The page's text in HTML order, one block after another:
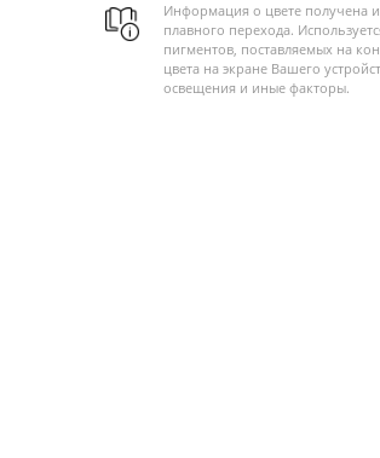
Информация о цвете получена
плавного перехода.
пигментов, поставляемых на
цвета на экране Вашего
освещения и иные факторы.